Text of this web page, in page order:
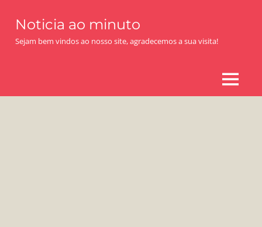
content
Noticia ao minuto
Sejam bem vindos ao nosso site, agradecemos a sua visita!
MENU